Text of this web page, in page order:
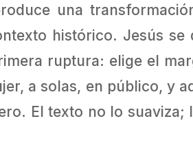
una
histórico. Jesús se
ruptura: elige el
a solas, en público, y
El texto no lo suaviza;